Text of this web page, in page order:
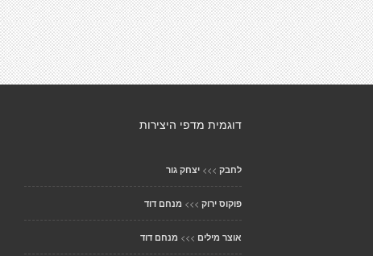
דוגמית מדפי היצירות
לחבק >>> יצחק גור
פוקוס ירוק >>> מנחם דוד
אוצר מילים >>> מנחם דוד